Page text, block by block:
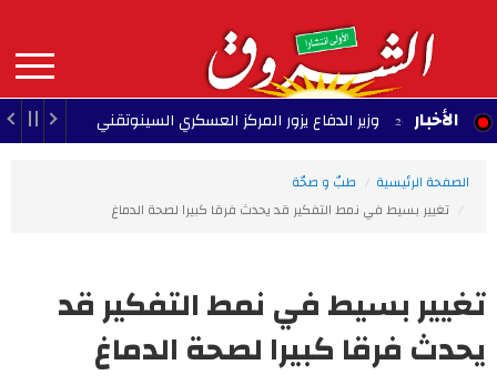
contenu
principal
MAIN
NAVIGATION الأخبار
وزير الدفاع يزور المركز العسكري السينوتقني 23:05 - 2026/08/07
الصفحة الرئيسية
طبّ و صحّة
تغيير بسيط في نمط التفكير قد يحدث فرقا كبيرا لصحة الدماغ
تغيير بسيط في نمط التفكير قد
يحدث فرقا كبيرا لصحة الدماغ